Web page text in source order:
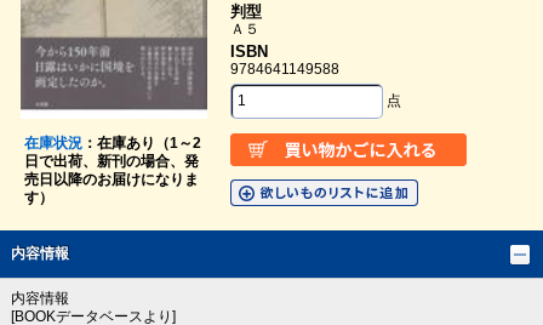
在庫状況：在庫あり（1～2
日で出荷、新刊の場合、発
売日以降のお届けになりま
す）
判型
Ａ５
ISBN
9784641149588
点
内容情報
内容情報
[BOOKデータベースより]